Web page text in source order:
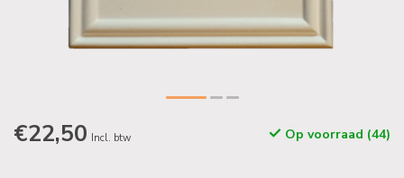
€22,50 Incl. btw Op voorraad (44)